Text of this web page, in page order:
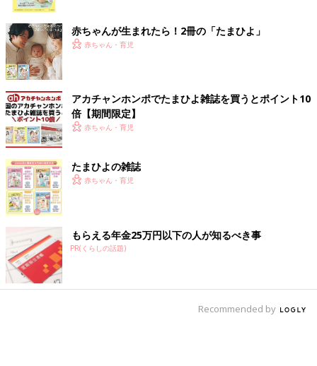
赤ちゃんが生まれたら！2冊の「たまひよ」
赤ちゃん・育児
アカチャンホンポでたまひよ雑誌を買うとポイント10
倍【期間限定】
赤ちゃん・育児
たまひよの雑誌
赤ちゃん・育児
もらえる年金25万円以下の人が知るべき事
PR(くらしの話題)
Recommended by